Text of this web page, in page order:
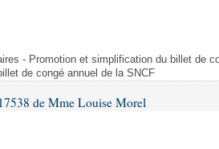
- Promotion et simplification du billet de
de congé annuel de la SNCF
de Mme Louise Morel